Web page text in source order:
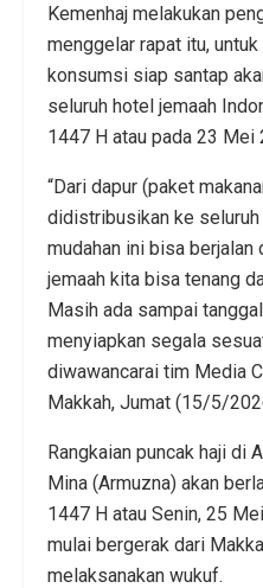
Kemenhaj melakukan
menggelar rapat itu,
konsumsi siap santap
seluruh hotel jemaah
1447 H atau pada 23 Mei
“Dari dapur (paket
didistribusikan ke seluruh
mudahan ini bisa berjalan
jemaah kita bisa tenang
Masih ada sampai
menyiapkan segala
diwawancarai tim Media
Makkah, Jumat (15/5/
Rangkaian puncak haji di
Mina (Armuzna) akan
1447 H atau Senin, 25
mulai bergerak dari
melaksanakan wukuf.